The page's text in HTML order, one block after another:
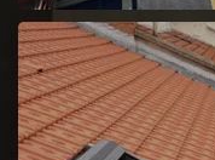
Couvreur 31